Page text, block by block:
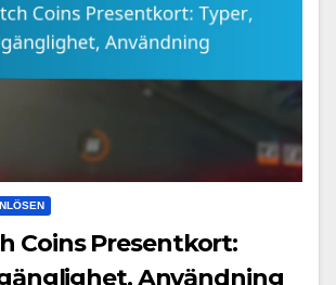
Coins Presentkort:
Användning